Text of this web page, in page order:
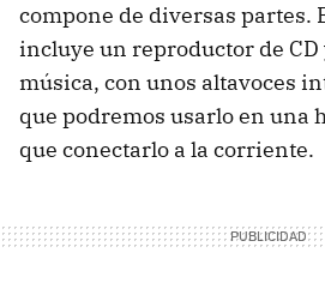
compone de diversas partes.
incluye un reproductor de
música, con unos altavoces
que podremos usarlo en una
que conectarlo a la corriente.